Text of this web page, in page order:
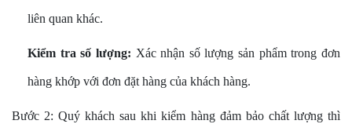
liên quan khác.
Kiểm tra số lượng: Xác nhận số lượng sản phẩm trong đơn
hàng khớp với đơn đặt hàng của khách hàng.
Bước 2: Quý khách sau khi kiểm hàng đảm bảo chất lượng thì